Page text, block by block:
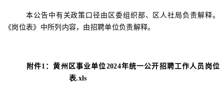
本公告中有关政策口径由 区 委组织部、 区 人社局 负责解释。
《岗位表》中所列内容，由招聘单位负责解释。
附件1：黄州区事业单位2024年统一公开招聘工作人员岗位
表.xls